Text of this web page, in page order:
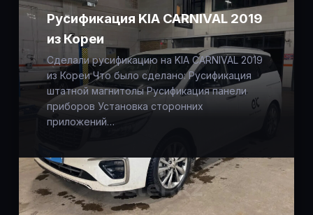
Русификация KIA CARNIVAL 2019
из Кореи
Сделали русификацию на KIA CARNIVAL 2019
из Кореи Что было сделано: Русификация
штатной магнитолы Русификация панели
приборов Установка сторонних
приложений…